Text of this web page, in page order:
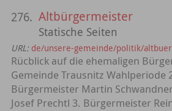
276. Altbürgermeister
Statische Seiten
URL: de/unsere-gemeinde/politik/
Rücblick auf die ehemaligen
Gemeinde Trausnitz Wahlperiode
Bürgermeister Martin
Josef Prechtl 3. Bürgermeister